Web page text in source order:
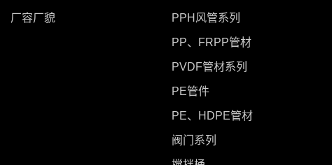
厂容厂貌 PPH风管系列
PP、FRPP管材
PVDF管材系列
PE管件
PE、HDPE管材
阀门系列